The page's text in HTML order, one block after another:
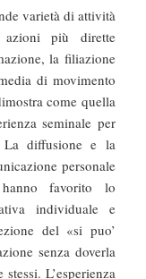
varietà di attività
più dirette
la filiazione
di movimento
come quella
seminale per
La diffusione e la
personale
hanno favorito lo
individuale e
del «si puo’
senza doverla
L’esperienza